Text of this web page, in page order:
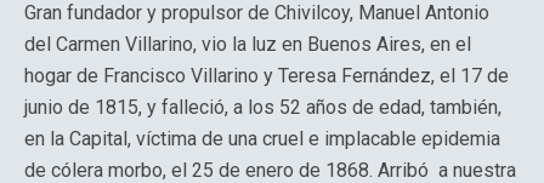
Gran fundador y propulsor de Chivilcoy, Manuel Antonio
del Carmen Villarino, vio la luz en Buenos Aires, en el
hogar de Francisco Villarino y Teresa Fernández, el 17 de
junio de 1815, y falleció, a los 52 años de edad, también,
en la Capital, víctima de una cruel e implacable epidemia
de cólera morbo, el 25 de enero de 1868. Arribó a nuestra